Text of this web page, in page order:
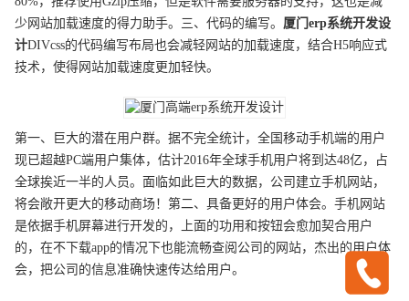
少网站加载速度的得力助手。三、代码的编写。 厦门 erp系统开发设
计DIVcss的代码编写布局也会减轻网站的加载速度，结合H5响应式
技术，使得网站加载速度更加轻快。
第一、巨大的潜在用户群。据不完全统计，全国移动手机端的用户
现已超越PC端用户集体，估计2016年全球手机用户将到达48亿，占
全球挨近一半的人员。面临如此巨大的数据，公司建立手机网站，
将会敞开更大的移动商场！第二、具备更好的用户体会。手机网站
是依据手机屏幕进行开发的，上面的功用和按钮会愈加契合用户
的，在不下载app的情况下也能流畅查阅公司的网站，杰出的用户体
会，把公司的信息准确快速传达给用户。